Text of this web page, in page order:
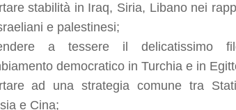
stabilità in Iraq, Siria, Libano nei
e palestinesi;
a tessere il delicatissimo
democratico in Turchia e in
ad una strategia comune tra
e Cina;